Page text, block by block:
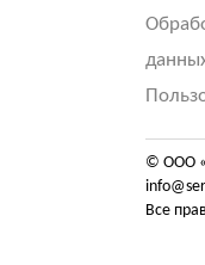
© ООО
Все